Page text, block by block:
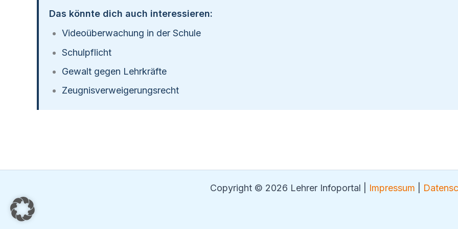
Das könnte dich auch interessieren:
Videoüberwachung in der Schule
Schulpflicht
Gewalt gegen Lehrkräfte
Zeugnisverweigerungsrecht
Copyright © 2026 Lehrer Infoportal | Impressum